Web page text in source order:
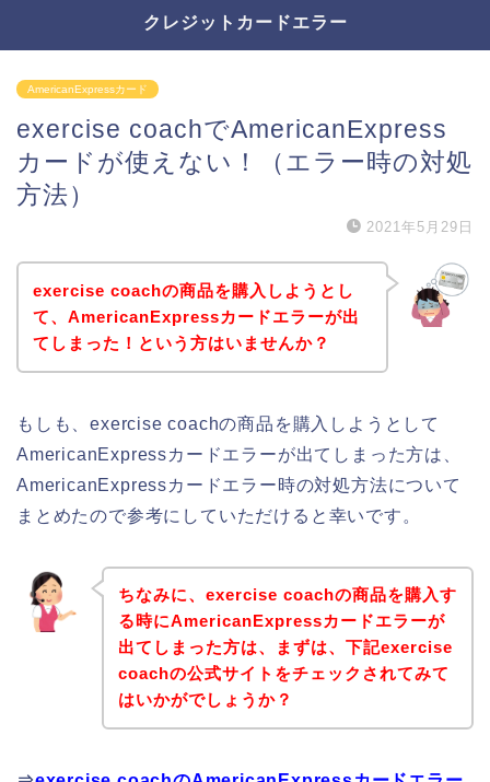
クレジットカードエラー
AmericanExpressカード
exercise coachでAmericanExpress
カードが使えない！（エラー時の対処
方法）
2021年5月29日
exercise coachの商品を購入しようとし
て、AmericanExpressカードエラーが出
てしまった！という方はいませんか？
もしも、exercise coachの商品を購入しようとして
AmericanExpressカードエラーが出てしまった方は、
AmericanExpressカードエラー時の対処方法について
まとめたので参考にしていただけると幸いです。
ちなみに、exercise coachの商品を購入す
る時にAmericanExpressカードエラーが
出てしまった方は、まずは、下記exercise
coachの公式サイトをチェックされてみて
はいかがでしょうか？